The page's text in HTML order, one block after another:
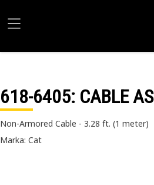
618-6405: CABLE AS
Non-Armored Cable - 3.28 ft. (1 meter)
Marka: Cat